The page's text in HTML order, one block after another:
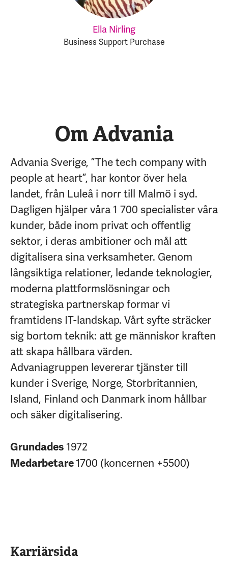
Ella Nirling
Business Support Purchase
Om Advania
Advania Sverige, ”The tech company with
people at heart”, har kontor över hela
landet, från Luleå i norr till Malmö i syd.
Dagligen hjälper våra 1 700 specialister våra
kunder, både inom privat och offentlig
sektor, i deras ambitioner och mål att
digitalisera sina verksamheter. Genom
långsiktiga relationer, ledande teknologier,
moderna plattformslösningar och
strategiska partnerskap formar vi
framtidens IT-landskap. Vårt syfte sträcker
sig bortom teknik: att ge människor kraften
att skapa hållbara värden.
Advaniagruppen levererar tjänster till
kunder i Sverige, Norge, Storbritannien,
Island, Finland och Danmark inom hållbar
och säker digitalisering.
Grundades1972
Medarbetare1700 (koncernen +5500)
Karriärsida